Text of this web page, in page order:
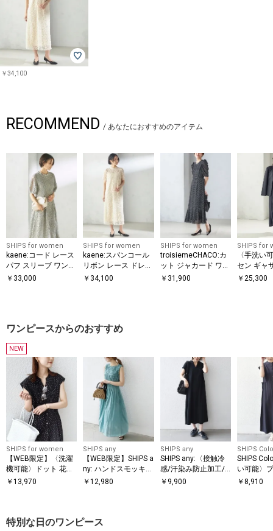
・結婚式の2次会などのパーティーシーン
■お問い合わせ品番：314-56-0257
-------------------------------------
生地の厚み：中間
手洗い：洗濯機可
※ブラックのモデル着用サイズはサンプルの為、「36サイズ」です。36
サイズのお取り扱いはございません為、予めご了承ください。
【着丈】123cm
【肩幅】37cm
【身幅】46cm
【そで丈】56cm
※ジャケットとワンピースは縫い付けてあるので取り外しは不可となりま
す。
※過度な力や摩擦が加わると、縫い目の滑脱、生地の擦り切れや破れ、生
地の変形が生じますので十分にご注意ください。
※雨や汗に濡れた状態での摩擦により、色落ちする恐れがございますので
ご注意ください。
※撮影環境により商品の色味が異なって見える場合がございます。商品の
お色味は、物撮り画像をご参考にしてください。
※末永く愛用頂く為に、アテンションタグを必ずご確認の上、着用又はお
取り扱いください。
※画像の商品はサンプルです。
実際の商品と仕様、加工、サイズが若干異なる場合がございます。
￥34,100
RECOMMEND / あなたにおすすめのアイテム
SHIPS for women
kaene:コード レース
パフ スリーブ ワンピ
ース
￥ 33,000
SHIPS for women
kaene:スパンコール
リボン レース ドレス
（セレモニー対応
￥ 34,100
SHIPS for women
troisiemeCHACO:カ
ット ジャカード ワン
ピース（セレモニー
￥ 31,900
SHIPS for
〈手洗い
セン ギャ
付き 長袖
￥ 25,300
ワンピースからのおすすめ
NEW
SHIPS for women
【WEB限定】〈洗濯
機可能〉ドット 花柄
サイド プリーツ フレ
￥ 13,970
SHIPS any
【WEB限定】SHIPS a
ny: ハンドスモッキン
グ コットン フレア
￥12,980
SHIPS any
SHIPS any:〈接触冷
感/汗染み防止加工/
洗濯機可能〉スキッ
￥ 9,900
SHIPS
SHIPS
い可能〉
ザイン シ
￥8,910
特別な日のワンピース